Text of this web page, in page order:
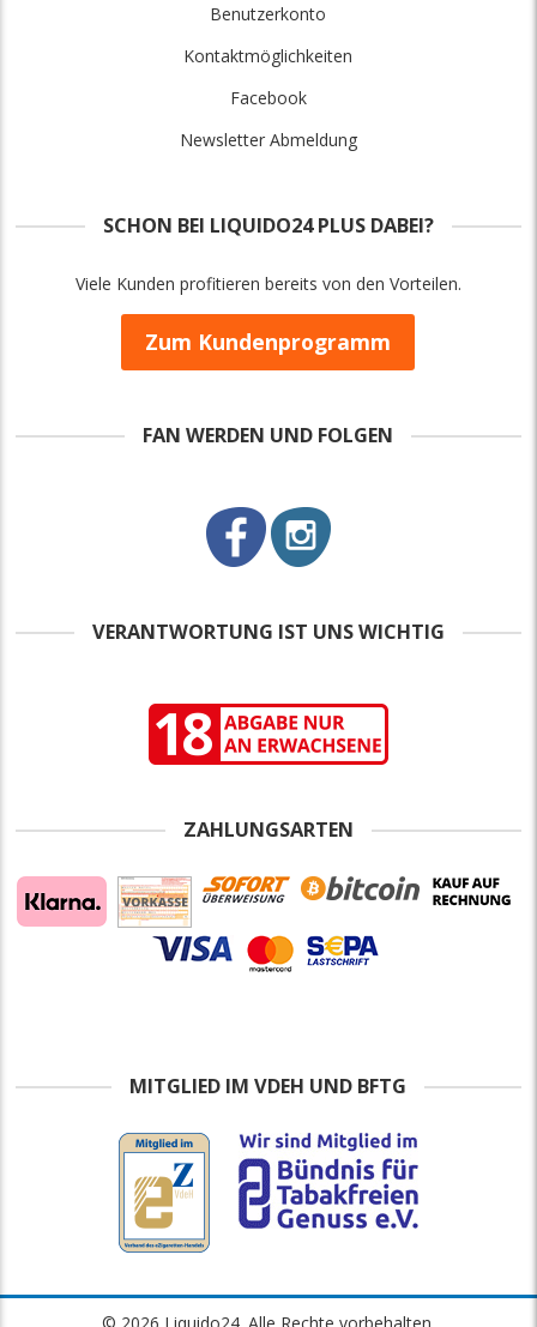
Benutzerkonto
Kontaktmöglichkeiten
Facebook
Newsletter Abmeldung
SCHON BEI LIQUIDO24 PLUS DABEI?
Viele Kunden profitieren bereits von den Vorteilen.
Zum Kundenprogramm
FAN WERDEN UND FOLGEN
VERANTWORTUNG IST UNS WICHTIG
ZAHLUNGSARTEN
MITGLIED IM VDEH UND BFTG
© 2026 Liquido24. Alle Rechte vorbehalten.